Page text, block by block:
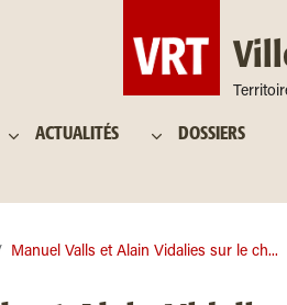
ACTUALITÉS DOSSIERS
Manuel Valls et Alain Vidalies sur le ch...